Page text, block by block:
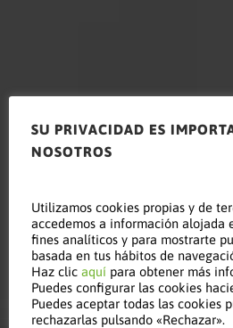
Leer
SU PRIVACIDAD ES
NOSOTROS
Utilizamos cookies propias y de
accedemos a información alojada
fines analíticos y para mostrarte
basada en tus hábitos de
Haz clic aquí para obtener más
Puedes configurar las cookies
Puedes aceptar todas las cookies
rechazarlas pulsando «Rechazar».